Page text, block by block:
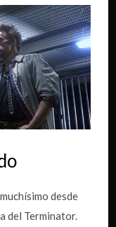
desde
del Terminator.